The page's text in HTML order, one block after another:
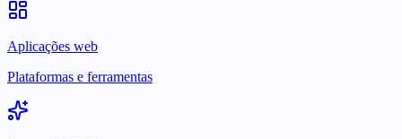
Aplicações web
Plataformas e ferramentas